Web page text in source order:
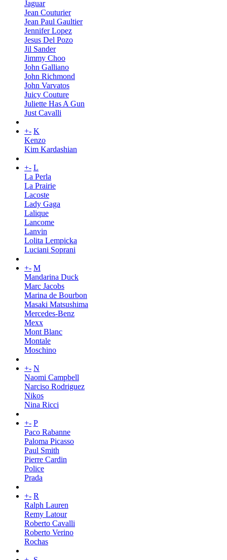
Jaguar
Jean Couturier
Jean Paul Gaultier
Jennifer Lopez
Jesus Del Pozo
Jil Sander
Jimmy Choo
John Galliano
John Richmond
John Varvatos
Juicy Couture
Juliette Has A Gun
Just Cavalli
+- K
Kenzo
Kim Kardashian
+- L
La Perla
La Prairie
Lacoste
Lady Gaga
Lalique
Lancome
Lanvin
Lolita Lempicka
Luciani Soprani
+- M
Mandarina Duck
Marc Jacobs
Marina de Bourbon
Masaki Matsushima
Mercedes-Benz
Mexx
Mont Blanc
Montale
Moschino
+- N
Naomi Campbell
Narciso Rodriguez
Nikos
Nina Ricci
+- P
Paco Rabanne
Paloma Picasso
Paul Smith
Pierre Cardin
Police
Prada
+- R
Ralph Lauren
Remy Latour
Roberto Cavalli
Roberto Verino
Rochas